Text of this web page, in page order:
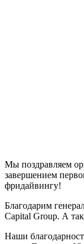
Мы поздравляем
завершением
фридайвингу!
Благодарим
Capital Group. А
Наши